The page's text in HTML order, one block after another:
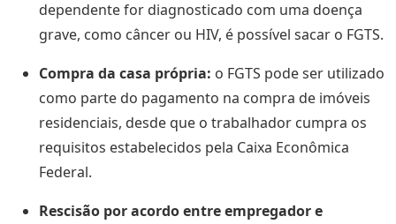
dependente for diagnosticado com uma doença
grave, como câncer ou HIV, é possível sacar o FGTS.
Compra da casa própria: o FGTS pode ser utilizado
como parte do pagamento na compra de imóveis
residenciais, desde que o trabalhador cumpra os
requisitos estabelecidos pela Caixa Econômica
Federal.
Rescisão por acordo entre empregador e